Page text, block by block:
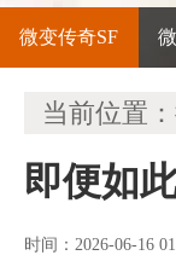
微变传奇SF
当前位置：
即便如
时间：2026-06-16